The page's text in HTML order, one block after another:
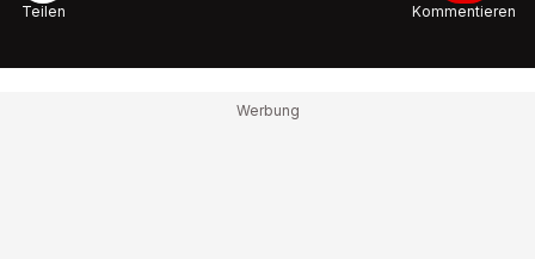
Teilen Kommentieren